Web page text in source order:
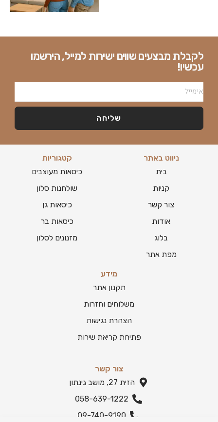
לקבלת מבצעים שווים ישירות למייל, הירשמו
עכשיו!
שליחה
ניווט באתר
בית
קניות
צור קשר
אודות
בלוג
מפת אתר
קטגוריות
כיסאות מעוצבים
שולחנות סלון
כיסאות גן
כיסאות בר
מזנונים לסלון
מידע
תקנון אתר
משלוחים וחזרות
הצהרת נגישות
פתיחת קריאת שירות
צור קשר
הזית 27, מושב גינתון
058-639-1222
09-740-9190